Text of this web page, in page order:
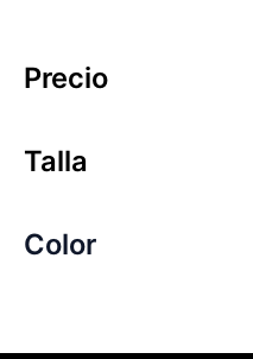
Precio
Talla
Color